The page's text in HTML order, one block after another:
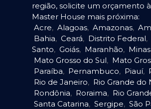
região, solicite um orçamento
Master House mais próxima:
Acre, Alagoas, Amazonas,
Bahia, Ceará, Distrito Federal,
Santo, Goiás, Maranhão,
Mato Grosso do Sul, Mato
Paraíba, Pernambuco, Piauí,
Rio de Janeiro, Rio Grande do
Rondônia, Roraima, Rio
Santa Catarina, Sergipe, São